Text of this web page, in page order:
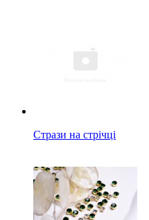
Стрази на стрічці